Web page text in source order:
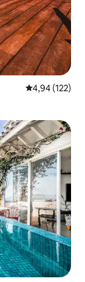
Prosječna
4,94 (122)